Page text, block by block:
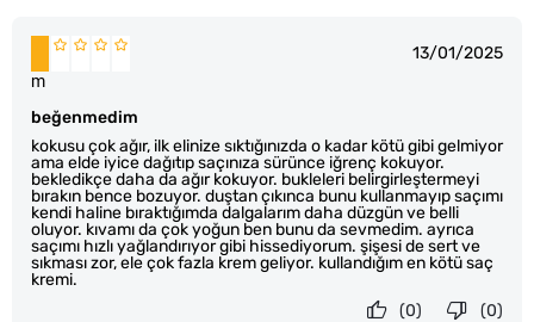
13/01/2025
beğenmedim
kokusu çok ağır, ilk elinize sıktığınızda o kadar kötü gibi gelmiyor
ama elde iyice dağıtıp saçınıza sürünce iğrenç kokuyor.
bekledikçe daha da ağır kokuyor. bukleleri belirgirleştermeyi
bırakın bence bozuyor. duştan çıkınca bunu kullanmayıp saçımı
kendi haline bıraktığımda dalgalarım daha düzgün ve belli
oluyor. kıvamı da çok yoğun ben bunu da sevmedim. ayrıca
saçımı hızlı yağlandırıyor gibi hissediyorum. şişesi de sert ve
sıkması zor, ele çok fazla krem geliyor. kullandığım en kötü saç
kremi.
m
(0)
(0)